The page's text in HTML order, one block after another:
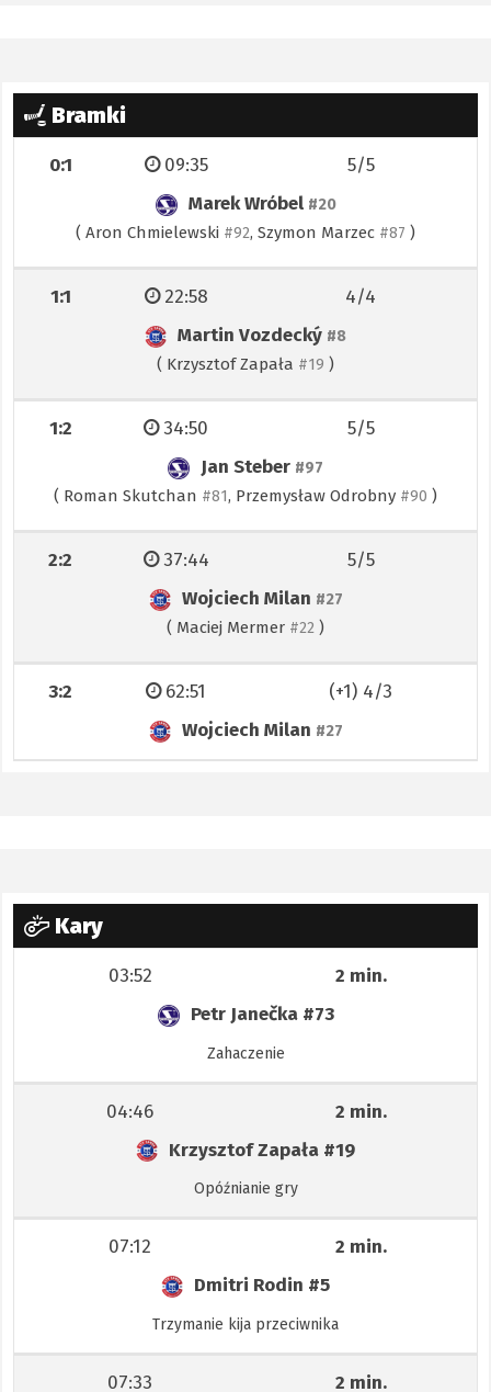
Bramki
0:1
Marek Wróbel #20
( Aron Chmielewski #92, Szymon Marzec #87 )
5/5
09:35
1:1
Martin Vozdecký #8
( Krzysztof Zapała #19 )
4/4
22:58
1:2
Jan Steber #97
( Roman Skutchan #81, Przemysław Odrobny #90 )
5/5
34:50
2:2
Wojciech Milan #27
( Maciej Mermer #22 )
5/5
37:44
3:2
Wojciech Milan #27
(+1) 4/3
62:51
Kary
03:52
2 min.
Petr Janečka #73
Zahaczenie
04:46
2 min.
Krzysztof Zapała #19
Opóźnianie gry
07:12
2 min.
Dmitri Rodin #5
Trzymanie kija przeciwnika
07:33
2 min.